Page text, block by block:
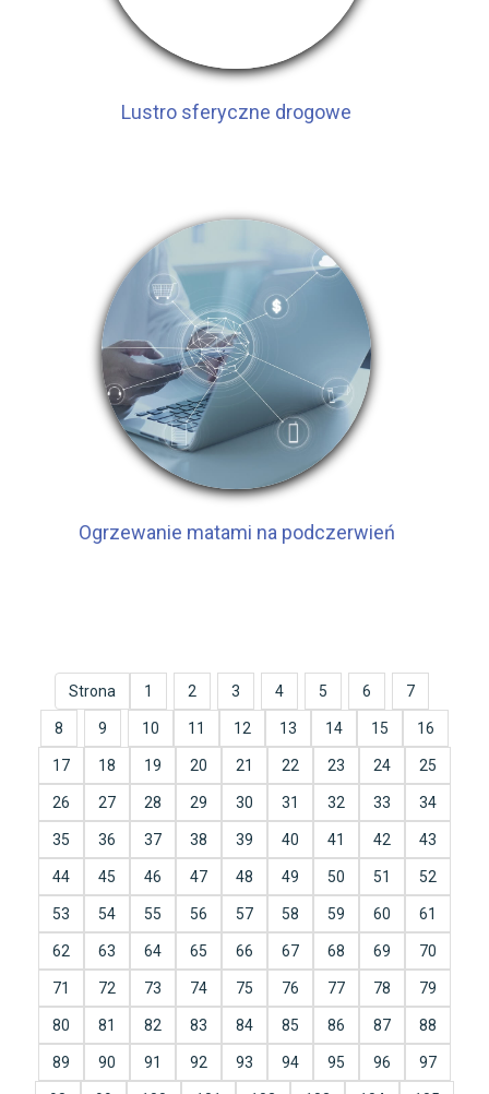
Lustro sferyczne drogowe
Ogrzewanie matami na podczerwień
Strona 1 2 3 4 5 6 7
8 9 10 11 12 13 14 15 16
17 18 19 20 21 22 23 24 25
26 27 28 29 30 31 32 33 34
35 36 37 38 39 40 41 42 43
44 45 46 47 48 49 50 51 52
53 54 55 56 57 58 59 60 61
62 63 64 65 66 67 68 69 70
71 72 73 74 75 76 77 78 79
80 81 82 83 84 85 86 87 88
89 90 91 92 93 94 95 96 97